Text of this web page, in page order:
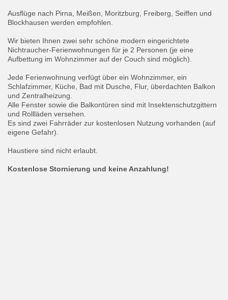
Ausflüge nach Pirna, Meißen, Moritzburg, Freiberg, Seiffen und
Blockhausen werden empfohlen.
Wir bieten Ihnen zwei sehr schöne modern eingerichtete
Nichtraucher-Ferienwohnungen für je 2 Personen (je eine
Aufbettung im Wohnzimmer auf der Couch sind möglich).
Jede Ferienwohnung verfügt über ein Wohnzimmer, ein
Schlafzimmer, Küche, Bad mit Dusche, Flur, überdachten Balkon
und Zentralheizung.
Alle Fenster sowie die Balkontüren sind mit Insektenschutzgittern
und Rollläden versehen.
Es sind zwei Fahrräder zur kostenlosen Nutzung vorhanden (auf
eigene Gefahr).
Haustiere sind nicht erlaubt.
Kostenlose Stornierung und keine Anzahlung!